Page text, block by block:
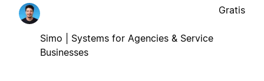
Simo | Systems for Agencies & Service
Businesses
Gratis